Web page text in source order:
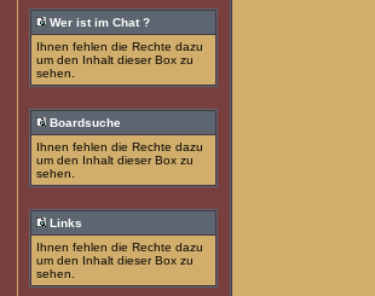
Wer ist im Chat ?
Ihnen fehlen die Rechte dazu
um den Inhalt dieser Box zu
sehen.
Boardsuche
Ihnen fehlen die Rechte dazu
um den Inhalt dieser Box zu
sehen.
Links
Ihnen fehlen die Rechte dazu
um den Inhalt dieser Box zu
sehen.